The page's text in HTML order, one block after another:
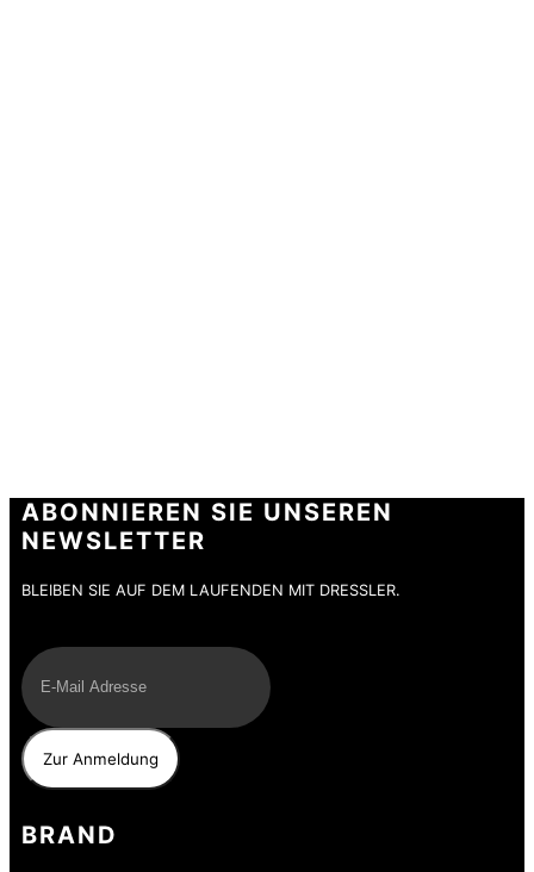
ABONNIEREN SIE UNSEREN
NEWSLETTER
BLEIBEN SIE AUF DEM LAUFENDEN MIT DRESSLER.
BRAND